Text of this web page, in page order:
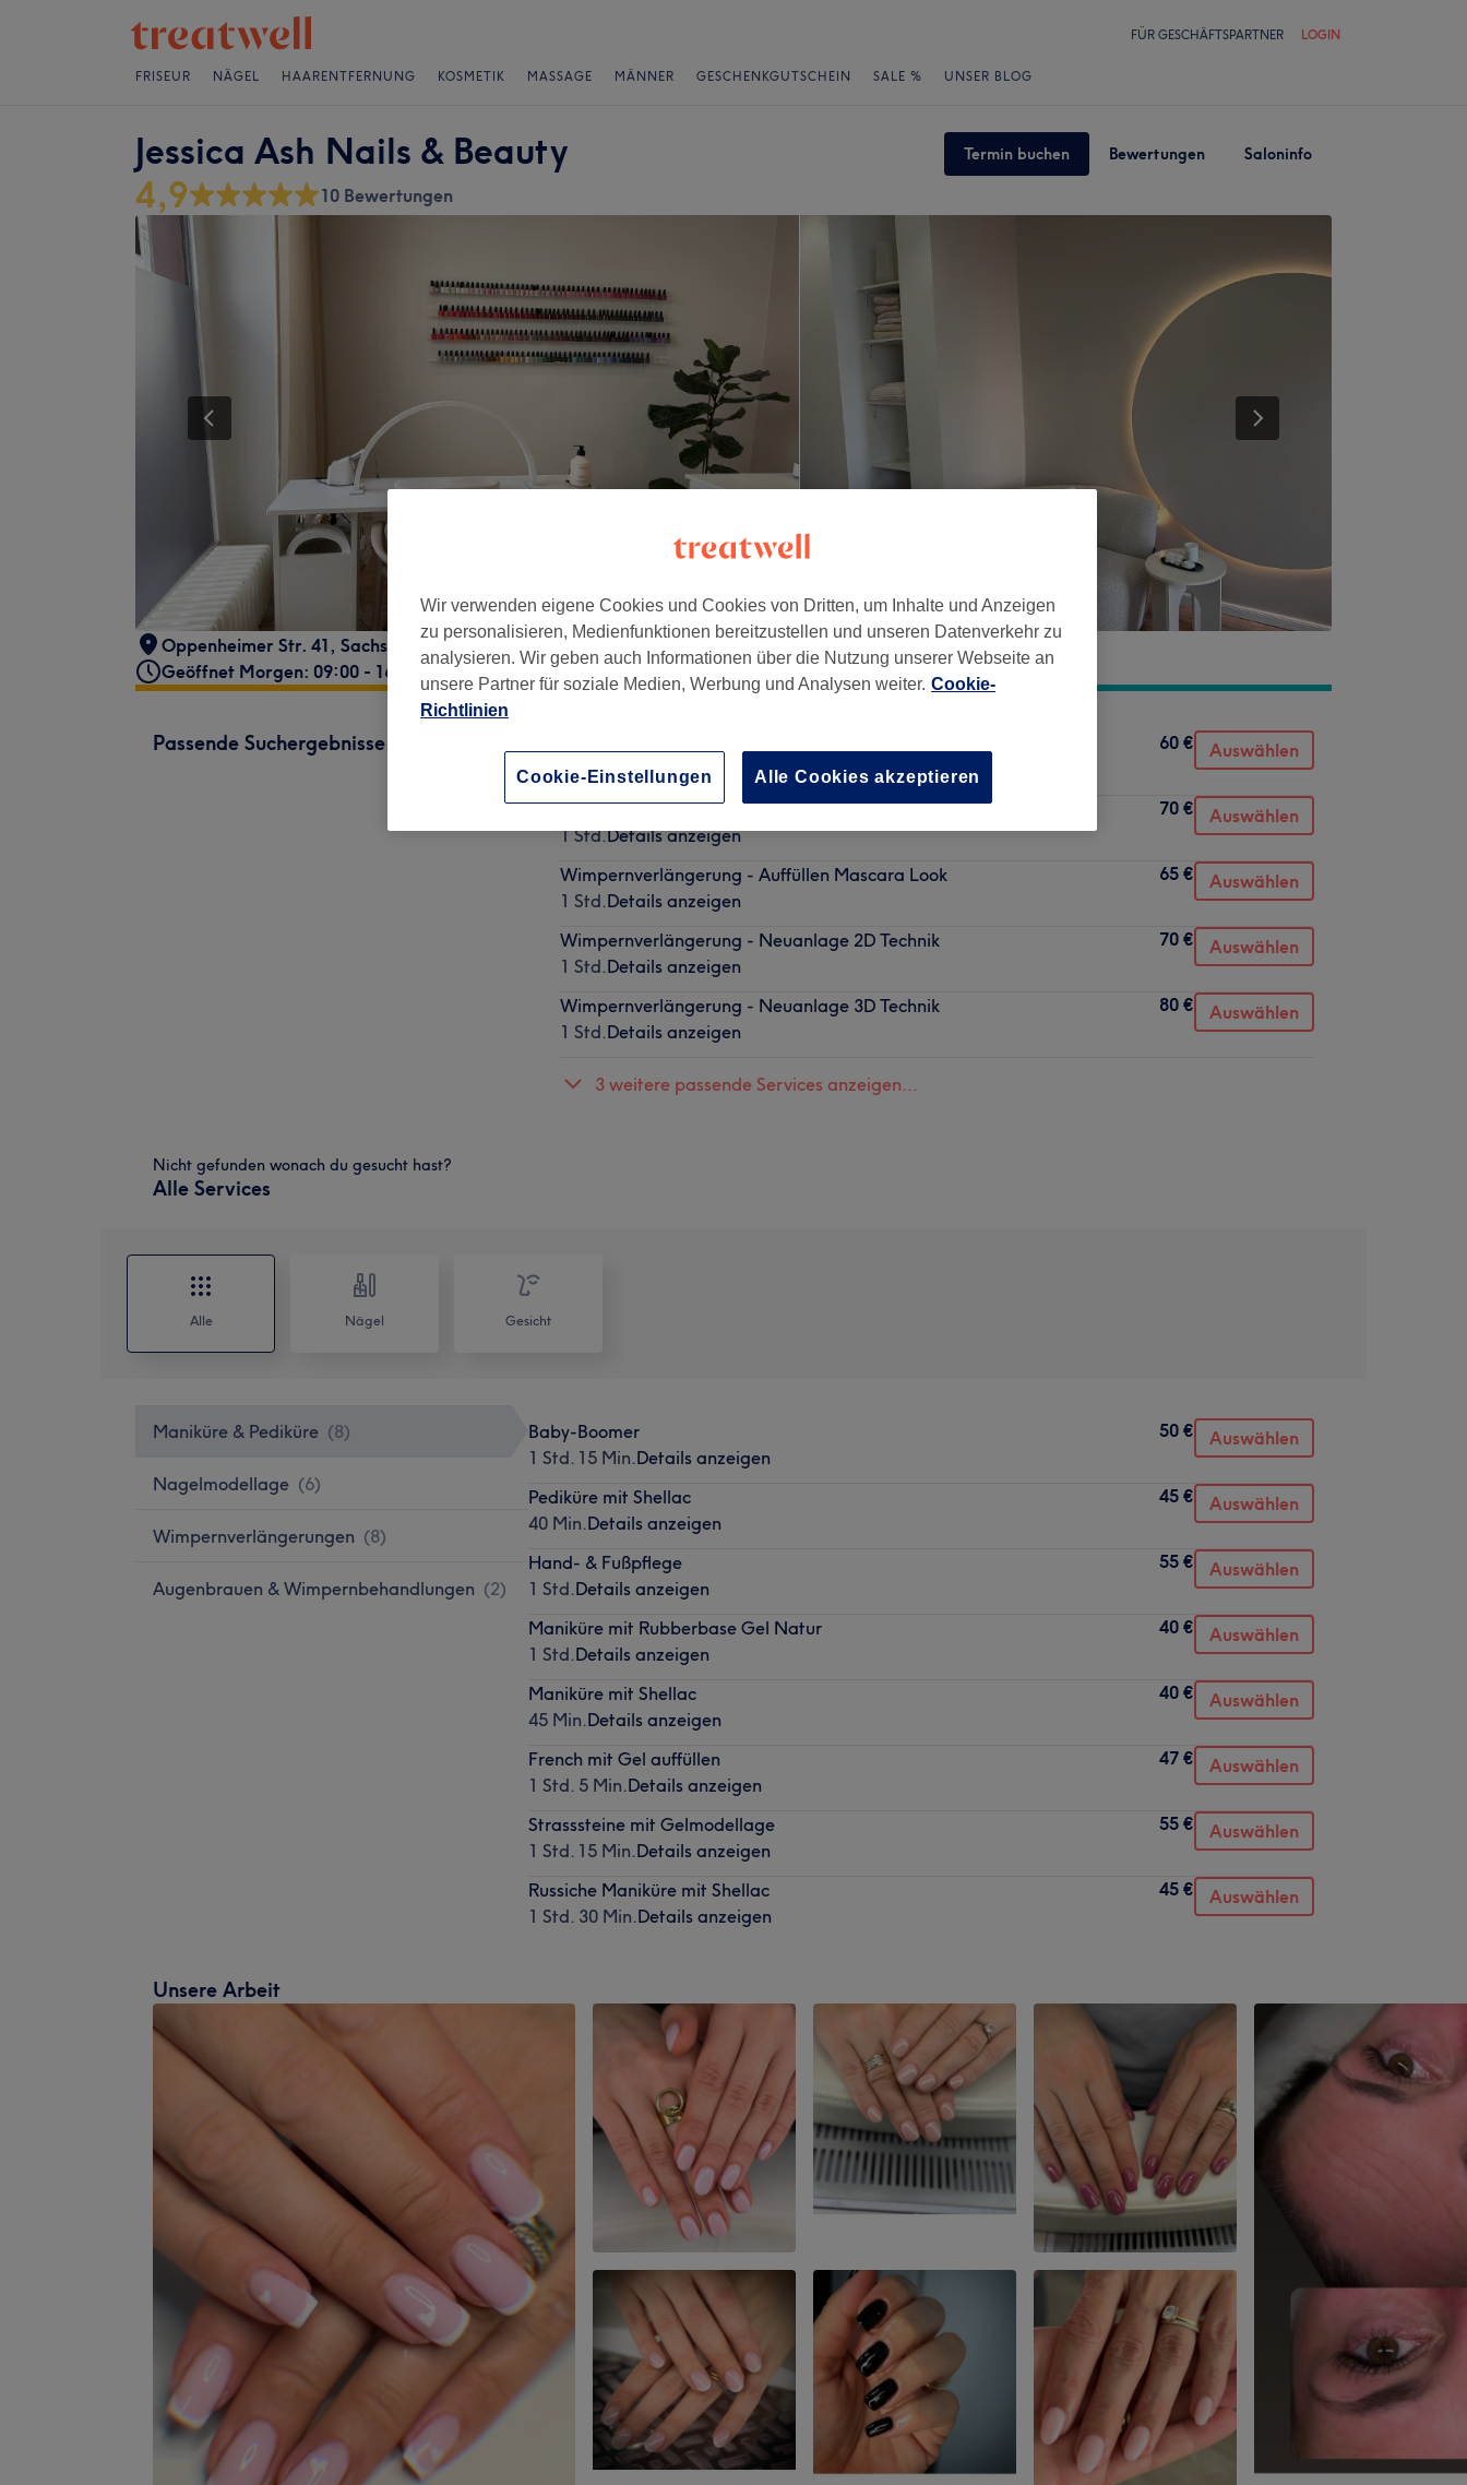
FÜR GESCHÄFTSPARTNER LOGIN
FRISEUR NÄGEL HAARENTFERNUNG KOSMETIK MASSAGE MÄNNER GESCHENKGUTSCHEIN SALE % UNSER BLOG
Jessica Ash Nails & Beauty Termin buchen Bewertungen Saloninfo
4,9 10 Bewertungen
Oppenheimer Str. 41 , Sachsenhausen, Frankfurt am Main, 60594
Geöffnet Morgen: 09:00 - 16:00
Passende Suchergebnisse
1 Std.Details anzeigen
60 € Auswählen
Wimpernverlängerung - Neuanlage 1:1 Technik
1 Std.Details anzeigen
70 € Auswählen
Wimpernverlängerung - Auffüllen Mascara Look
1 Std.Details anzeigen
65 € Auswählen
Wimpernverlängerung - Neuanlage 2D Technik
1 Std.Details anzeigen
70 € Auswählen
Wimpernverlängerung - Neuanlage 3D Technik
1 Std.Details anzeigen
80 € Auswählen
3 weitere passende Services anzeigen...
Nicht gefunden wonach du gesucht hast?
Alle Services
Alle Nägel Gesicht
Maniküre & Pediküre (8)
Nagelmodellage (6)
Wimpernverlängerungen (8)
Augenbrauen & Wimpernbehandlungen (2)
Baby-Boomer
1 Std. 15 Min.Details anzeigen
50 € Auswählen
Pediküre mit Shellac
40 Min.Details anzeigen
45 € Auswählen
Hand- & Fußpflege
1 Std.Details anzeigen
55 € Auswählen
Maniküre mit Rubberbase Gel Natur
1 Std.Details anzeigen
40 € Auswählen
Maniküre mit Shellac
45 Min.Details anzeigen
40 € Auswählen
French mit Gel auffüllen
1 Std. 5 Min.Details anzeigen
47 € Auswählen
Strasssteine mit Gelmodellage
1 Std. 15 Min.Details anzeigen
55 € Auswählen
Russiche Maniküre mit Shellac
1 Std. 30 Min.Details anzeigen
45 € Auswählen
Unsere Arbeit
Wir verwenden eigene Cookies und Cookies von Dritten, um Inhalte und Anzeigen
zu personalisieren, Medienfunktionen bereitzustellen und unseren Datenverkehr zu
analysieren. Wir geben auch Informationen über die Nutzung unserer Webseite an
unsere Partner für soziale Medien, Werbung und Analysen weiter. Cookie-
Richtlinien
Cookie-Einstellungen Alle Cookies akzeptieren